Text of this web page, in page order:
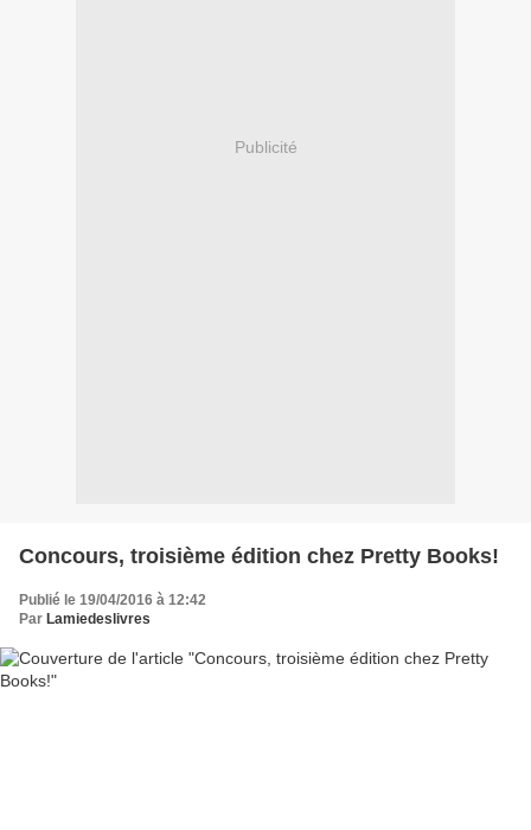
Publicité
Concours, troisième édition chez Pretty Books!
Publié le 19/04/2016 à 12:42
Par Lamiedeslivres